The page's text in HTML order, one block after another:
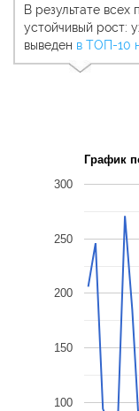
В результате всех
устойчивый рост:
выведен в ТОП-10
График
100
150
200
250
300